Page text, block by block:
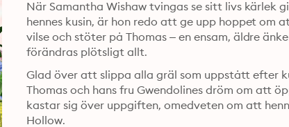
När Samantha Wishaw tvingas se sitt livs kärlek
hennes kusin, är hon redo att ge upp hoppet om
vilse och stöter på Thomas – en ensam, äldre
Glad över att slippa alla gräl som uppstått efter
Thomas och hans fru Gwendolines dröm om att
kastar sig över uppgiften, omedveten om att